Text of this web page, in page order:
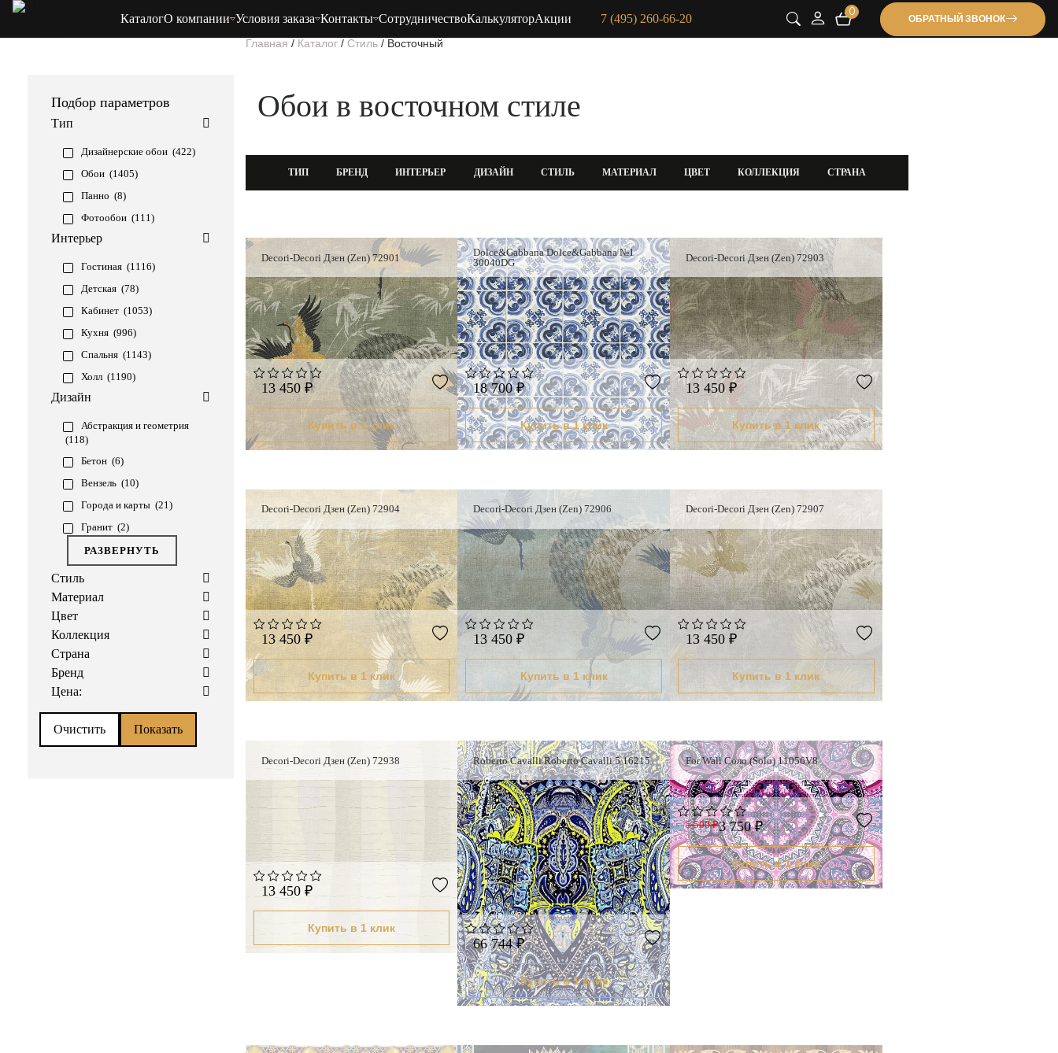
КаталогО компании Условия заказа Контакты СотрудничествоКалькуляторАкции 7 (495) 260-66-20
0
ОБРАТНЫЙ ЗВОНОК
Подбор параметров
Тип
Дизайнерские обои (422)
Обои (1405)
Панно (8)
Фотообои (111)
Интерьер
Гостиная (1116)
Детская (78)
Кабинет (1053)
Кухня (996)
Спальня (1143)
Холл (1190)
Дизайн
Абстракция и геометрия
(118)
Бетон (6)
Вензель (10)
Города и карты (21)
Гранит (2)
РАЗВЕРНУТЬ
Стиль
Материал
Цвет
Коллекция
Страна
Брeнд
Цена:
Главная / Каталог/ Стиль/ Восточный
Обои в восточном стиле
ТИП БРЕНД ИНТЕРЬЕР ДИЗАЙН СТИЛЬ МАТЕРИАЛ ЦВЕТ КОЛЛЕКЦИЯ СТРАНА
Decori-Decori Дзен (Zen) 72901
13 450 ₽
Купить в 1 клик
Dolce&Gabbana Dolce&Gabbana №1
30040DG
18 700 ₽
Купить в 1 клик
Decori-Decori Дзен (Zen) 72903
13 450 ₽
Купить в 1 клик
Decori-Decori Дзен (Zen) 72904
13 450 ₽
Купить в 1 клик
Decori-Decori Дзен (Zen) 72906
13 450 ₽
Купить в 1 клик
Decori-Decori Дзен (Zen) 72907
13 450 ₽
Купить в 1 клик
Decori-Decori Дзен (Zen) 72938
13 450 ₽
Купить в 1 клик
Roberto Cavalli Roberto Cavalli 5 16215
66 744 ₽
Купить в 1 клик
For Wall Соло (Solo) 11056V8
5 500 ₽3 750 ₽
Купить в 1 клик